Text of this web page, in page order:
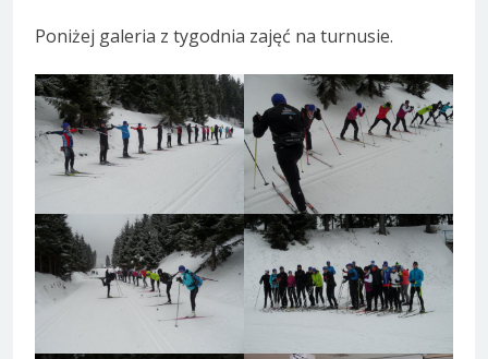
Poniżej galeria z tygodnia zajęć na turnusie.